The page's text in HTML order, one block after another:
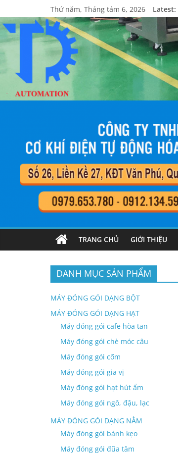
Thứ năm, Tháng tám 6, 2026 Latest:
TRANG CHỦ GIỚI THIỆU
DANH MỤC SẢN PHẨM
MÁY ĐÓNG GÓI DẠNG BỘT
MÁY ĐÓNG GÓI DẠNG HẠT
Máy đóng gói cafe hòa tan
Máy đóng gói chè móc câu
Máy đóng gói cốm
Máy đóng gói gia vị
Máy đóng gói hạt hút ẩm
Máy đóng gói ngô, đậu, lạc
MÁY ĐÓNG GÓI DẠNG NẰM
Máy đóng gói bánh kẹo
Máy đóng gói đũa tăm